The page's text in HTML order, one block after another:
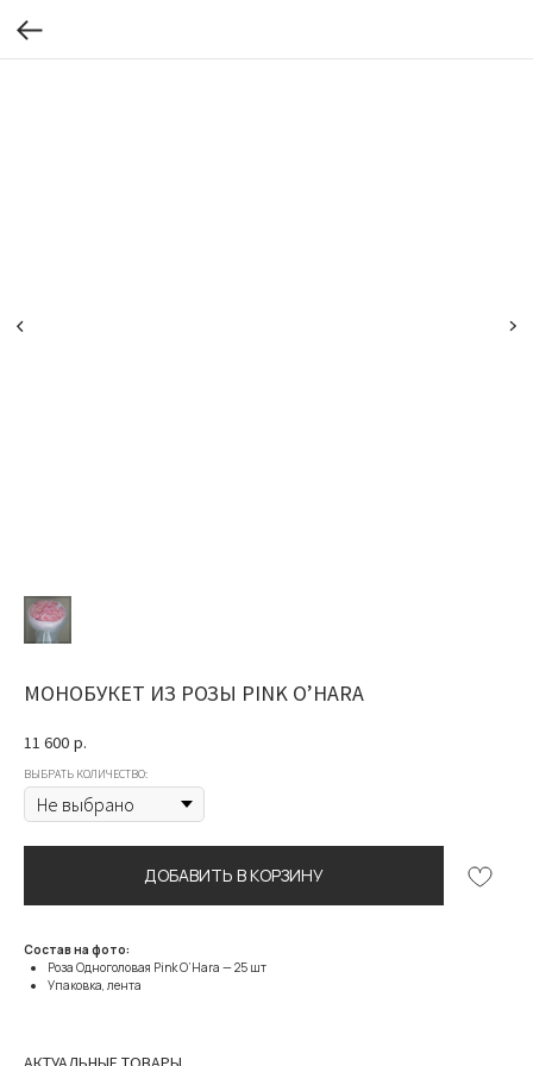
МОНОБУКЕТ ИЗ РОЗЫ PINK O’HARA
11 600 р.
ВЫБРАТЬ КОЛИЧЕСТВО:
ДОБАВИТЬ В КОРЗИНУ
Состав на фото:
Роза Одноголовая Pink O’Hara — 25 шт
Упаковка, лента